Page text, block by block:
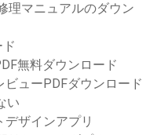
理マニュアルのダウン
無料ダウンロード
ューPDFダウンロード
い
ザインアプリ